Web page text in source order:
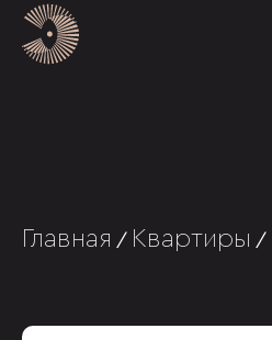
Главная / Квартиры /